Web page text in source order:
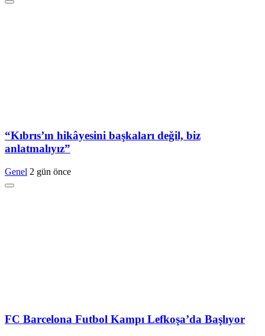
“Kıbrıs’ın hikâyesini başkaları değil, biz
anlatmalıyız”
Genel 2 gün önce
FC Barcelona Futbol Kampı Lefkoşa’da Başlıyor